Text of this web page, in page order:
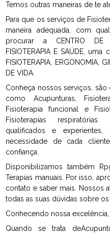
Temos outras maneiras de te
Para que os serviços de
maneira adequada, com
procurar a CENTRO DE
FISIOTERAPIA E SAÚDE,
FISIOTERAPIA, ERGONOMIA,
DE VIDA.
Conheça nossos serviços,
como Acupunturas,
Fisioterapia funcional e
Fisioterapias
qualificados e
necessidade de cada
confiança.
Disponibilizamos também
Terapias manuais. Por isso,
contato e saber mais. Nossos
todas as suas dúvidas sobre
Conhecendo nossa
Quando se trata